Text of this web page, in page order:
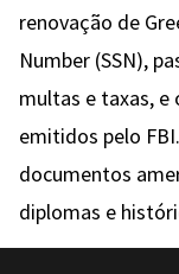
renovação de
Number (SSN),
multas e taxas,
emitidos pelo
documentos
diplomas e